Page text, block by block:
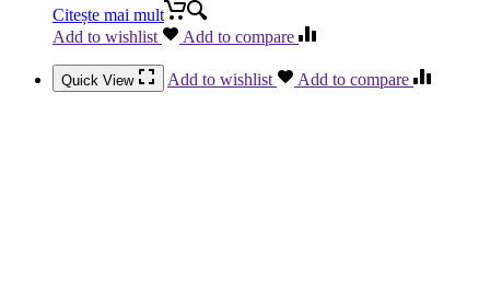
Citește mai mult
Add to wishlist
Add to compare
Quick View Add to wishlist Add to compare